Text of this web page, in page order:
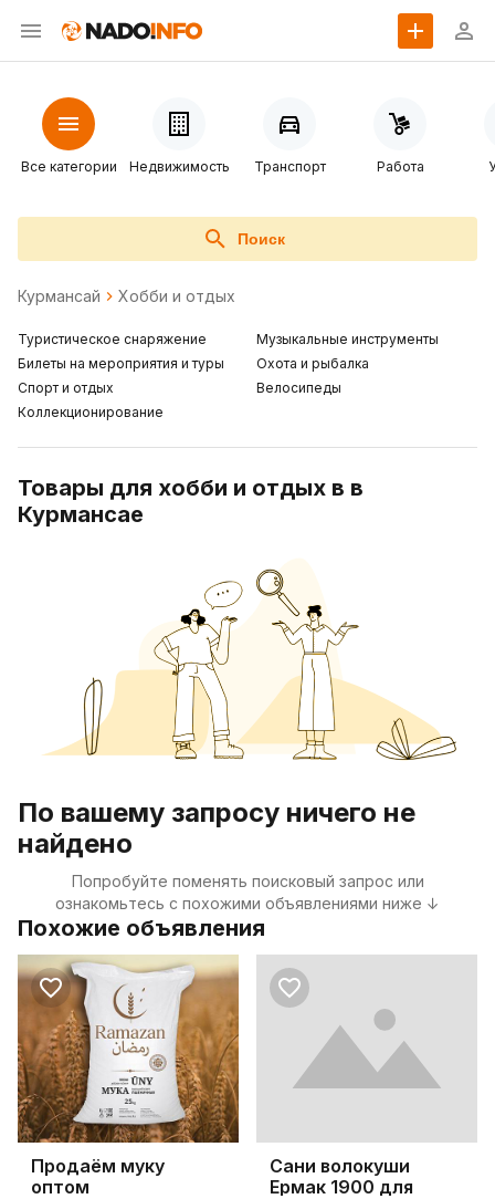
Все категории Недвижимость Транспорт Работа
Поиск
Курмансай Хобби и отдых
Туристическое снаряжение
Билеты на мероприятия и туры
Спорт и отдых
Коллекционирование
Музыкальные инструменты
Охота и рыбалка
Велосипеды
Товары для хобби и отдых в в
Курмансае
По вашему запросу ничего не
найдено
Попробуйте поменять поисковый запрос или
ознакомьтесь с похожими объявлениями ниже ↓
Похожие объявления
Продаём муку
оптом
Сани волокуши
Ермак 1900 для